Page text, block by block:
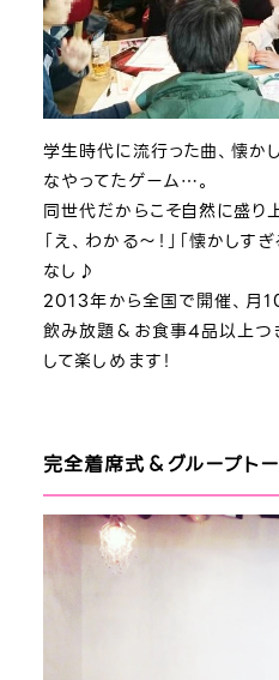
学生時代に流行った曲、懐か
なやってたゲーム…。
同世代だからこそ自然に盛り
「え、わかる～！」「懐かしす
なし♪
2013年から全国で開催、月
飲み放題＆お食事4品以上つ
して楽しめます！
完全着席式＆グループト